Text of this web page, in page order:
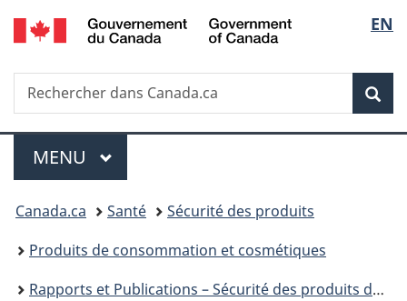
Passer
au
principal
Passer
à
Au
du
Passer
à
version
simplifiée
de
la
EN
Recherche
Rechercher
dans
Menu
MENU PRINCIPAL
Vous
êtes
ici :
Canada.ca Santé
Sécurité des produits
Produits de consommation et cosmétiques
Rapports et Publications – Sécurité des produits de consommation